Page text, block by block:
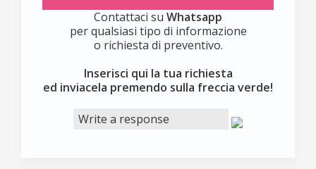
Contattaci su Whatsapp
per qualsiasi tipo di informazione
o richiesta di preventivo.
Inserisci qui la tua richiesta
ed inviacela premendo sulla freccia verde!